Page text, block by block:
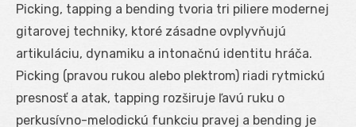
Picking, tapping a bending tvoria tri piliere modernej
gitarovej techniky, ktoré zásadne ovplyvňujú
artikuláciu, dynamiku a intonačnú identitu hráča.
Picking (pravou rukou alebo plektrom) riadi rytmickú
presnosť a atak, tapping rozširuje ľavú ruku o
perkusívno-melodickú funkciu pravej a bending je